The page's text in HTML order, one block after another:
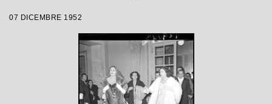
Ebert
07 DICEMBRE 1952